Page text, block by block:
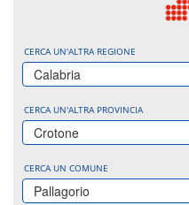
CERCA UN'ALTRA REGIONE
Calabria
CERCA UN'ALTRA PROVINCIA
Crotone
CERCA UN COMUNE
Pallagorio